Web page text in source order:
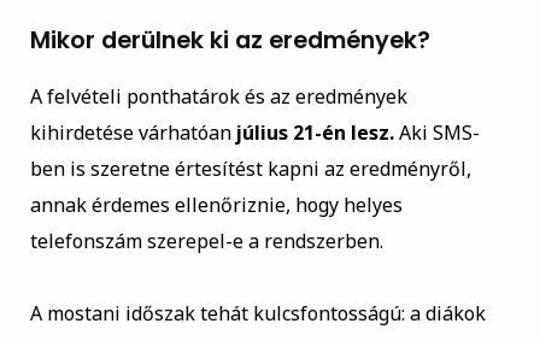
Mikor derülnek ki az eredmények?
A felvételi ponthatárok és az eredmények
kihirdetése várhatóanjúlius 21-én lesz.Aki SMS-
ben is szeretne értesítést kapni az eredményről,
annak érdemes ellenőriznie, hogy helyes
telefonszám szerepel-e a rendszerben.
A mostani időszak tehát kulcsfontosságú: a diákok